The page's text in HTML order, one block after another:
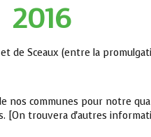
2016
de Sceaux (entre la
nos communes pour notre
[On trouvera d'autres